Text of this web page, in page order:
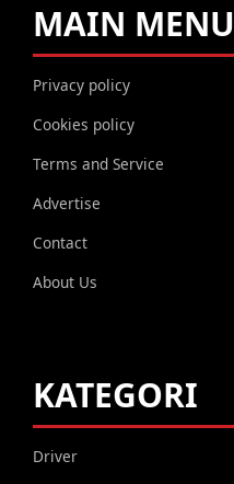
MAIN MENU
Privacy policy
Cookies policy
Terms and Service
Advertise
Contact
About Us
KATEGORI
Driver